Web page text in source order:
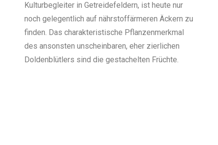
Kulturbegleiter in Getreidefeldern, ist heute nur
noch gelegentlich auf nährstoffärmeren Äckern zu
finden. Das charakteristische Pflanzenmerkmal
des ansonsten unscheinbaren, eher zierlichen
Doldenblütlers sind die gestachelten Früchte.